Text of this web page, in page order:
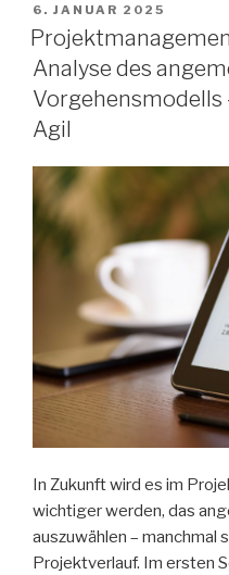
VERÖFFENTLICHT
AM
6. JANUAR 2025
Analyse des
Vorgehensmodells
Agil
In Zukunft wird es im
wichtiger werden, das
auszuwählen – manchmal
Projektverlauf. Im ersten